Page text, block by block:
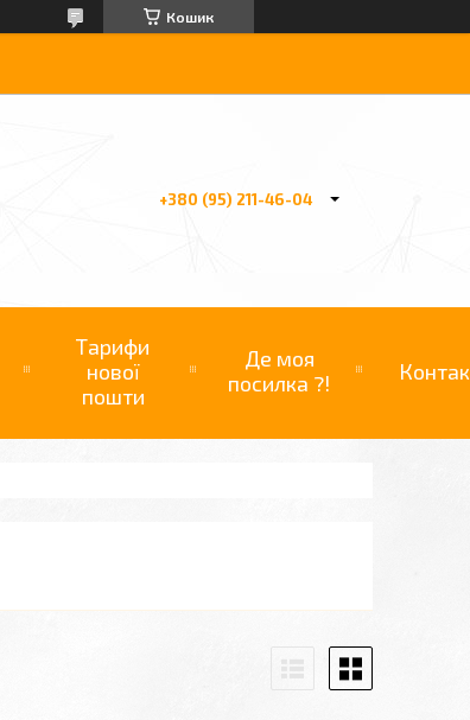
Кошик
+380 (95) 211-46-04
Тарифи
нової
пошти
Де моя
посилка ?!